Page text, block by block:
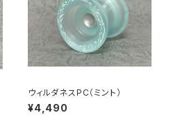
ウィルダネスPC（ミント）
¥4,490